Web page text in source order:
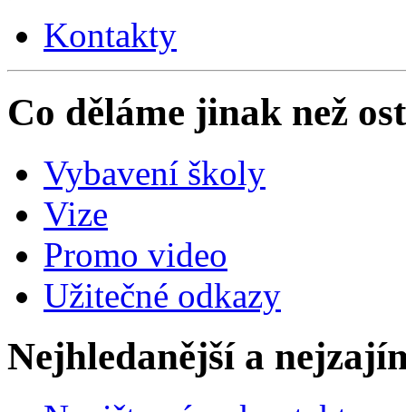
Kontakty
Co děláme jinak než
Vybavení školy
Vize
Promo video
Užitečné odkazy
Nejhledanější a